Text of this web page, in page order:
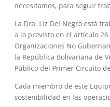
necesitamos, paraseguir
La Dra. Liz Del Negroestá
a lo previsto en elartículo 26
Organizaciones No
la República Bolivariana de
Público del Primer Circuito
Cada miembro de este
sostenibilidad en las